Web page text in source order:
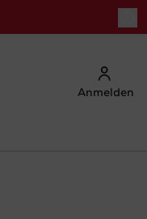
Anmelden